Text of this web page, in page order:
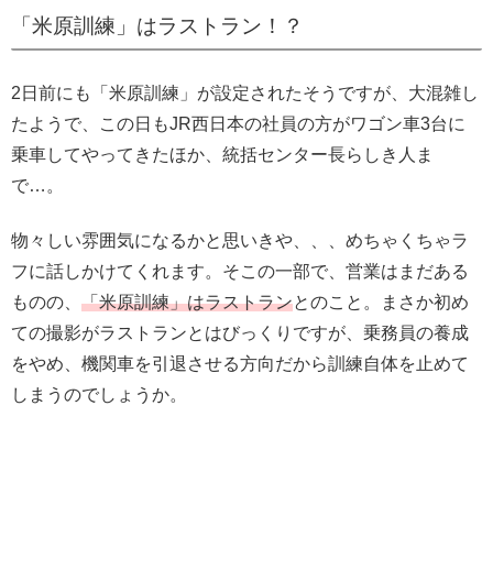
「米原訓練」はラストラン！？
2日前にも「米原訓練」が設定されたそうですが、大混雑し
たようで、この日もJR西日本の社員の方がワゴン車3台に
乗車してやってきたほか、統括センター長らしき人ま
で…。
物々しい雰囲気になるかと思いきや、、、めちゃくちゃラ
フに話しかけてくれます。そこの一部で、営業はまだある
ものの、 「米原訓練」はラストランとのこと。まさか初め
ての撮影がラストランとはびっくりですが、乗務員の養成
をやめ、機関車を引退させる方向だから訓練自体を止めて
しまうのでしょうか。